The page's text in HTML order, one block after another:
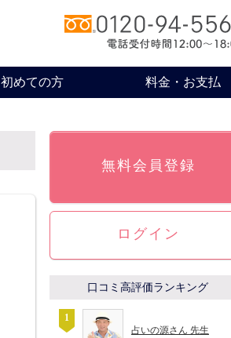
初めての方 料金・お支払
無料会員登録
ログイン
口コミ高評価ランキング
占いの源さん 先生